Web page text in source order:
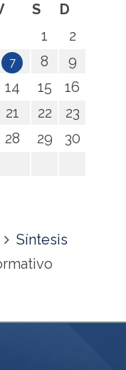
S
D
1
2
7 8
9
14 15
16
21 22
23
28 29
30
Síntesis